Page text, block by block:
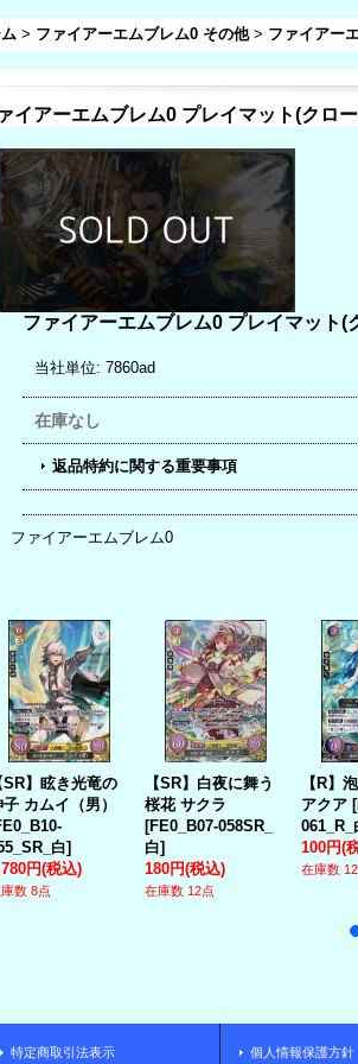
> ファイアーエムブレム0 その他 > ファイアー
イアーエムブレム0 プレイマット(クロ
ファイアーエムブレム0 プレイマット(
当社単位: 7860ad
在庫なし
返品特約に関する重要事項
ファイアーエムブレム0
SR】眩き光竜の
カムイ（男）
白]
円(税込)
数 8点
【SR】白夜に舞う
桜花 サクラ
[FE0_B07-058SR_
白]
180円(税込)
在庫数 12点
【R】
アクア [
061_R_
100円(
在庫数
特定商取引法表示 個人情報保護方針